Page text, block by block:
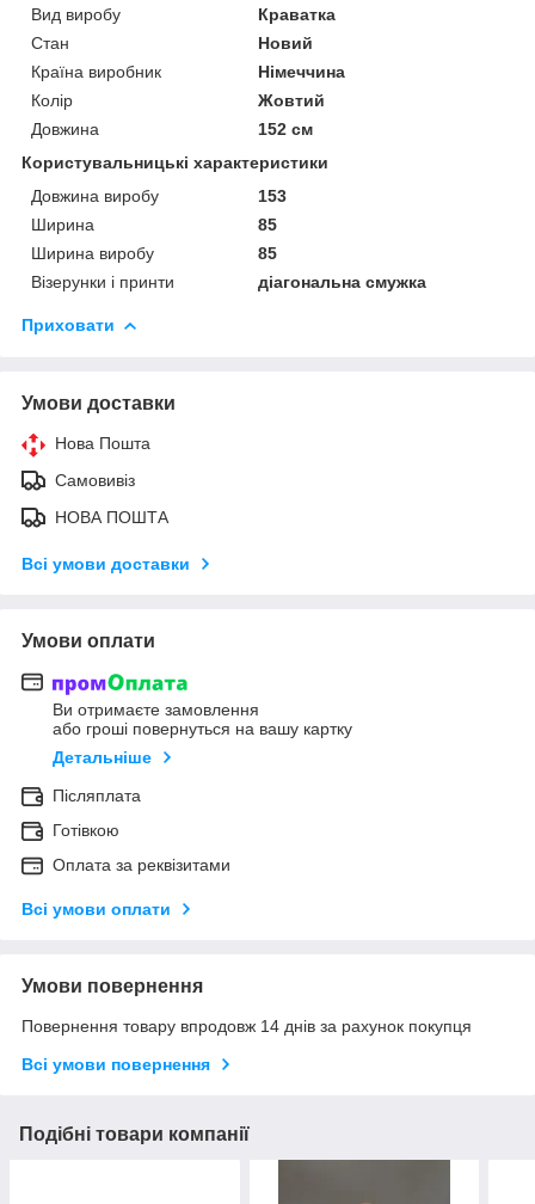
Вид виробу
Краватка
Стан
Новий
Країна виробник
Німеччина
Колір
Жовтий
Довжина
152 см
Користувальницькі характеристики
Довжина виробу
153
Ширина
85
Ширина виробу
85
Візерунки і принти
діагональна смужка
Приховати
Умови доставки
Нова Пошта
Самовивіз
НОВА ПОШТА
Всі умови доставки
Умови оплати
Ви отримаєте замовлення
або гроші повернуться на вашу картку
Детальніше
Післяплата
Готівкою
Оплата за реквізитами
Всі умови оплати
Умови повернення
Повернення товару впродовж 14 днів за рахунок покупця
Всі умови повернення
Подібні товари компанії